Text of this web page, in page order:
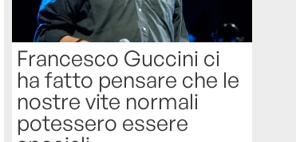
Francesco Guccini ci
ha fatto pensare che le
nostre vite normali
potessero essere